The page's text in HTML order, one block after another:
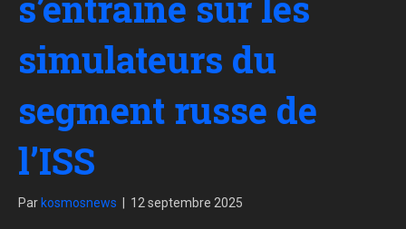
simulateurs du
segment russe de
l’ISS
Par kosmosnews 12 septembre 2025